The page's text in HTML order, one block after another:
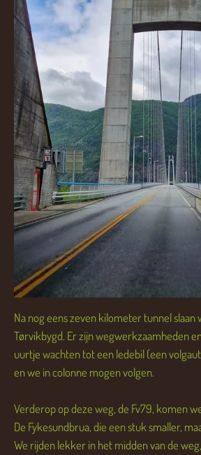
Na nog eens zeven kilometer tunnel slaan
Tørvikbygd. Er zijn wegwerkzaamheden
uurtje wachten tot een ledebil (een
en we in colonne mogen volgen.
Verderop op deze weg, de Fv79, komen
De Fykesundbrua, die een stuk smaller,
We rijden lekker in het midden van de